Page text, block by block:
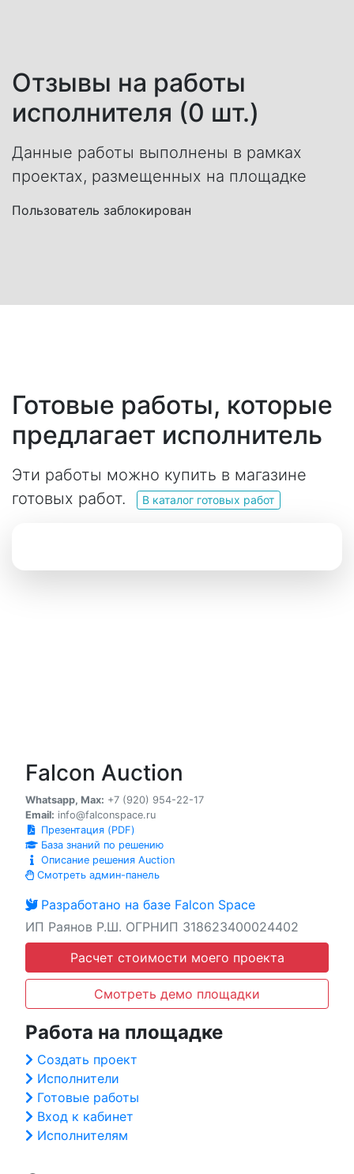
Отзывы на работы
исполнителя (0 шт.)
Данные работы выполнены в рамках
проектах, размещенных на площадке
Пользователь заблокирован
Готовые работы, которые
предлагает исполнитель
Эти работы можно купить в магазине
готовых работ.
В каталог готовых работ
Falcon Auction
Whatsapp, Max: +7 (920) 954-22-17
Email: info@falconspace.ru
Презентация (PDF)
База знаний по решению
Описание решения Auction
Смотреть админ-панель
Разработано на базе Falcon Space
ИП Раянов Р.Ш. ОГРНИП 318623400024402
Расчет стоимости моего проекта
Смотреть демо площадки
Работа на площадке
Создать проект
Исполнители
Готовые работы
Вход к кабинет
Исполнителям